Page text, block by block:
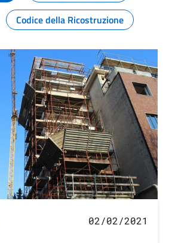
Codice della Ricostruzione
02/02/2021